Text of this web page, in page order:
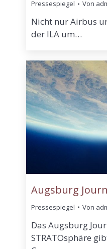
Pressespiegel Von
Nicht nur Airbus
der ILA um…
Augsburg
Pressespiegel Von
Das Augsburg
STRATOsphäre